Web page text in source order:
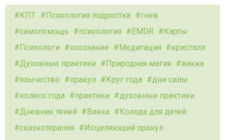
КПТ Психология подростка
гнев
самопомощь
психология EMDR
Карты
Психологи
осознание Медитация
кристалл
Духовные практики
Природная магия
викка
язычество
оракул Круг года
дни силы
колесо года
практики
духовные практики
Дневник теней
Викка
Колода для детей
сказкотерапия
Исцеляющий оракул